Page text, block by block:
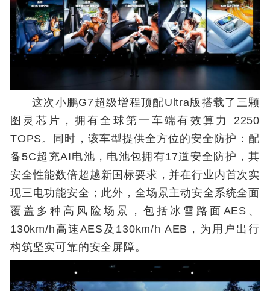
这次小鹏G7超级增程顶配Ultra版搭载了三颗
图灵芯片，拥有全球第一车端有效算力 2250
TOPS。同时，该车型提供全方位的安全防护：配
备5C超充AI电池，电池包拥有17道安全防护，其
安全性能数倍超越新国标要求，并在行业内首次实
现三电功能安全；此外，全场景主动安全系统全面
覆盖多种高风险场景，包括冰雪路面AES、
130km/h高速AES及130km/h AEB，为用户出行
构筑坚实可靠的安全屏障。